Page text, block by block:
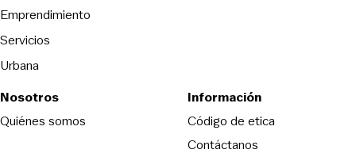
Emprendimiento
Servicios
Urbana
Nosotros
Quiénes somos
Información
Código de eticaOpens in new
Contáctanos